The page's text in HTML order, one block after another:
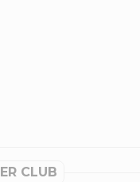
CLUB